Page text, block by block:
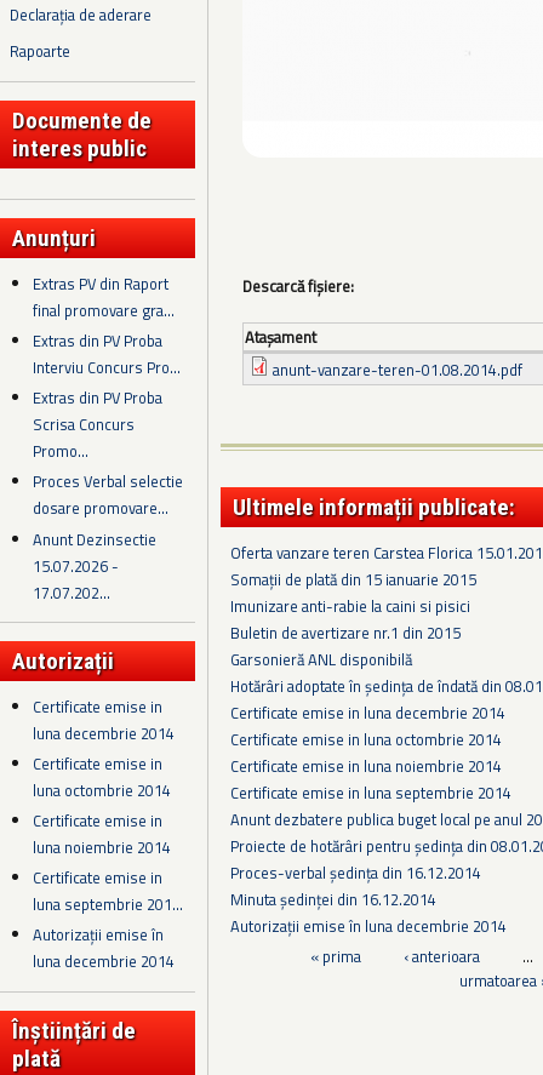
Declarația de aderare
Rapoarte
Documente de
interes public
Anunțuri
Extras PV din Raport
final promovare gra...
Extras din PV Proba
Interviu Concurs Pro...
Extras din PV Proba
Scrisa Concurs
Promo...
Proces Verbal selectie
dosare promovare...
Anunt Dezinsectie
15.07.2026 -
17.07.202...
Autorizații
Certificate emise in
luna decembrie 2014
Certificate emise in
luna octombrie 2014
Certificate emise in
luna noiembrie 2014
Certificate emise in
luna septembrie 201...
Autorizații emise în
luna decembrie 2014
Înștiințări de
plată
Descarcă fișiere:
Ataşament
anunt-vanzare-teren-01.08.2014.pdf
Ultimele informații publicate:
Oferta vanzare teren Carstea Florica
Somații de plată din 15 ianuarie 2015
Imunizare anti-rabie la caini si pisici
Buletin de avertizare nr.1 din 2015
Garsonieră ANL disponibilă
Hotărâri adoptate în ședința de îndată din
Certificate emise in luna decembrie 2014
Certificate emise in luna octombrie 2014
Certificate emise in luna noiembrie 2014
Certificate emise in luna septembrie 2014
Anunt dezbatere publica buget local pe anul
Proiecte de hotărâri pentru ședința din
Proces-verbal şedinţa din 16.12.2014
Minuta şedinţei din 16.12.2014
Autorizații emise în luna decembrie 2014
« prima ‹ anterioara
…
urmatoarea